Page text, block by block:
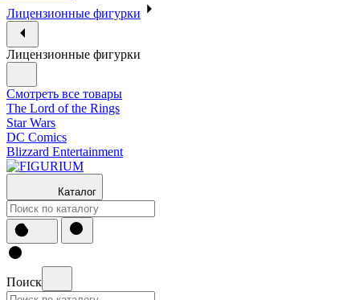
Лицензионные фигурки
Лицензионные фигурки
Смотреть все товары
The Lord of the Rings
Star Wars
DC Comics
Blizzard Entertainment
Каталог
Поиск